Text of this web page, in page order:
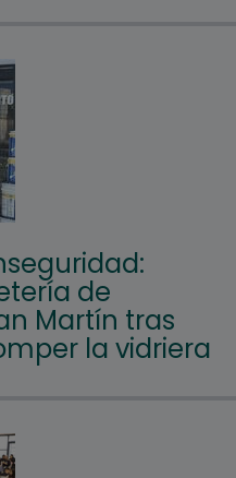
de
Martín tras
la vidriera